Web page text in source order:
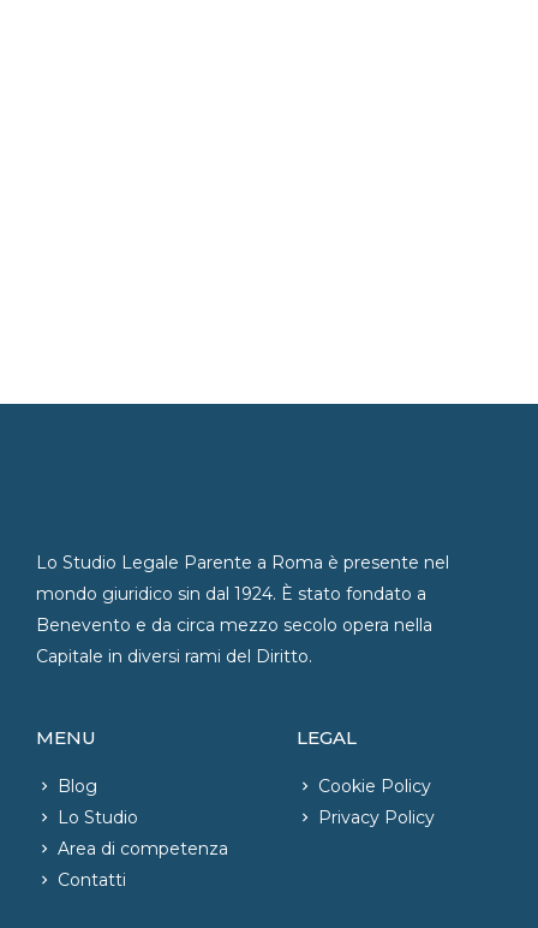
Lo Studio Legale Parente a Roma è presente nel
mondo giuridico sin dal 1924. È stato fondato a
Benevento e da circa mezzo secolo opera nella
Capitale in diversi rami del Diritto.
MENU
Blog
Lo Studio
Area di competenza
Contatti
LEGAL
Cookie Policy
Privacy Policy